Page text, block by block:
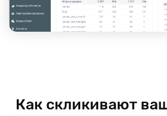
Как скликивают